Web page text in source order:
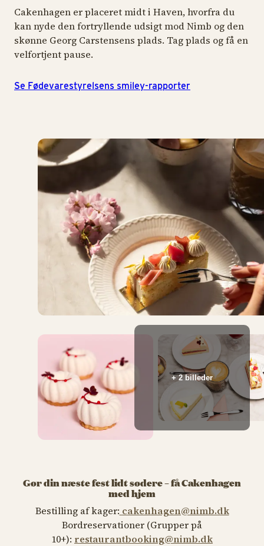
Cakenhagen er placeret midt i Haven, hvorfra du
kan nyde den fortryllende udsigt mod Nimb og den
skønne Georg Carstensens plads. Tag plads og få en
velfortjent pause.
Se Fødevarestyrelsens smiley-rapporter
+ 2 billeder
Gør din næste fest lidt sødere – få Cakenhagen
med hjem
Bestilling af kager: cakenhagen@nimb.dk
Bordreservationer (Grupper på
10+): restaurantbooking@nimb.dk